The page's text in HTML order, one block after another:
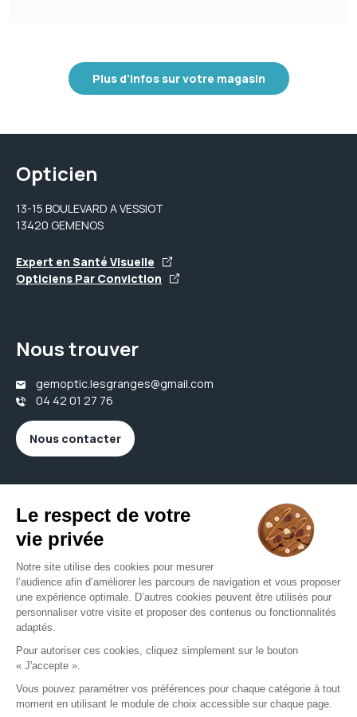
Plus d'infos sur votre magasin
Opticien
13-15 BOULEVARD A VESSIOT
13420 GEMENOS
Expert en Santé Visuelle
Opticiens Par Conviction
Votre opticien proche de vous
Opticien Auriol
Opticien Carnoux-en-provence
Opticien Cuges-les-pins
Opticien Gémenos
Opticien Riboux
Opticien Roquevaire
Nous trouver
gemoptic.lesgranges@gmail.com
04 42 01 27 76
Nous contacter